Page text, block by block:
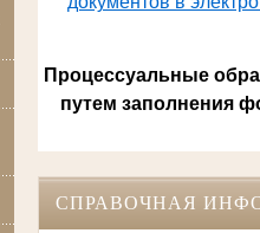
Процессуальные
путем заполнения
СПРАВОЧНАЯ